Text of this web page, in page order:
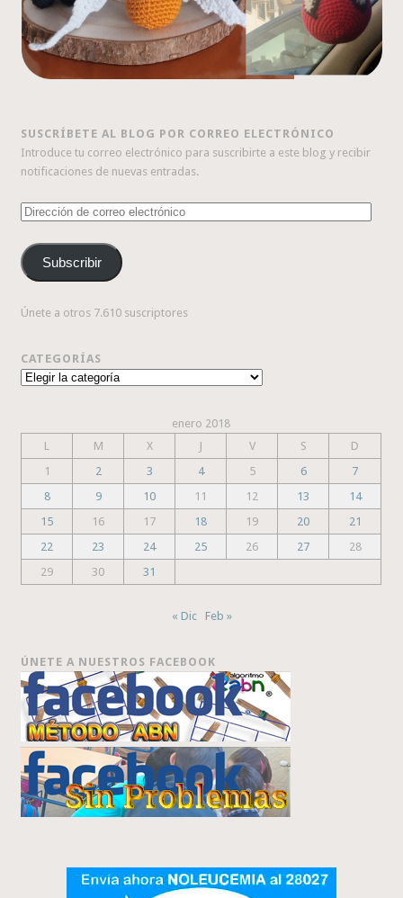
SUSCRÍBETE AL BLOG POR CORREO ELECTRÓNICO
Introduce tu correo electrónico para suscribirte a este blog y recibir
notificaciones de nuevas entradas.
Dirección
correo
electrónico
Subscribir
Únete a otros 7.610 suscriptores
CATEGORÍAS
Categorías
enero 2018
L
M X J V S
D
1
2 3 4 5 6
7
8
9 10 11 12 13
14
15
16 17 18 19 20
21
22
23 24 25 26 27
28
29
30 31
« Dic Feb »
ÚNETE A NUESTROS FACEBOOK